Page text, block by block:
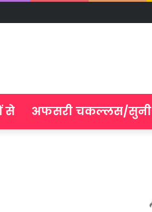
से अफसरी चकल्लस/